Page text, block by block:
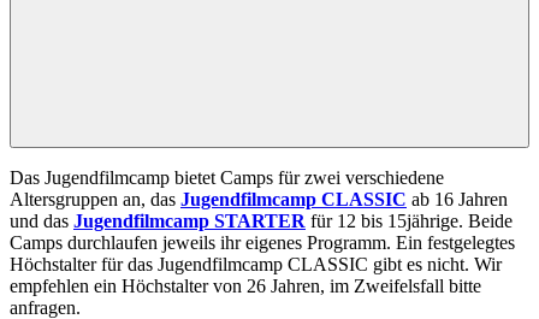
Das Jugendfilmcamp bietet Camps für zwei verschiedene
Altersgruppen an, das Jugendfilmcamp CLASSIC ab 16 Jahren
und das Jugendfilmcamp STARTER für 12 bis 15jährige. Beide
Camps durchlaufen jeweils ihr eigenes Programm. Ein festgelegtes
Höchstalter für das Jugendfilmcamp CLASSIC gibt es nicht. Wir
empfehlen ein Höchstalter von 26 Jahren, im Zweifelsfall bitte
anfragen.